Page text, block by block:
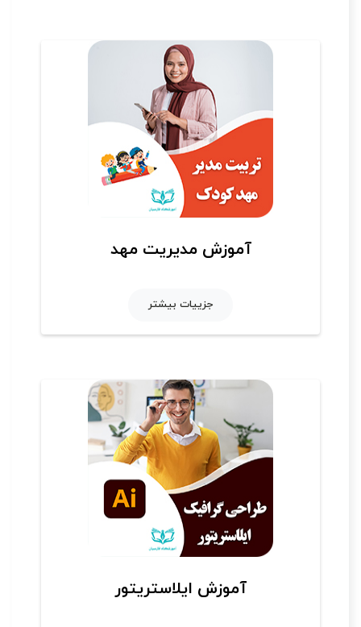
آموزش مدیریت مهد
جزییات بیشتر
آموزش ایلاستریتور